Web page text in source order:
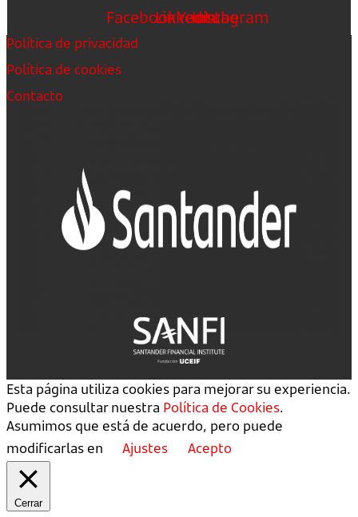
FacebookLinkedin
Youtube
Instagram
Política de privacidad
Política de cookies
Contacto
Esta página utiliza cookies para mejorar su experiencia.
Puede consultar nuestra Política de Cookies.
Asumimos que está de acuerdo, pero puede
modificarlas en
Ajustes Acepto
Cerrar